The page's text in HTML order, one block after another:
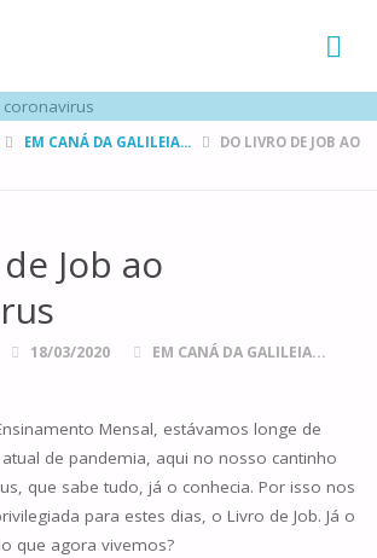
EM CANÁ DA GALILEIA...
DO LIVRO DE JOB AO
Job ao
18/03/2020 EM CANÁ DA GALILEIA...
Mensal, estávamos longe de
de pandemia, aqui no nosso cantinho
que sabe tudo, já o conhecia. Por isso nos
para estes dias, o Livro de Job. Já o
que agora vivemos?